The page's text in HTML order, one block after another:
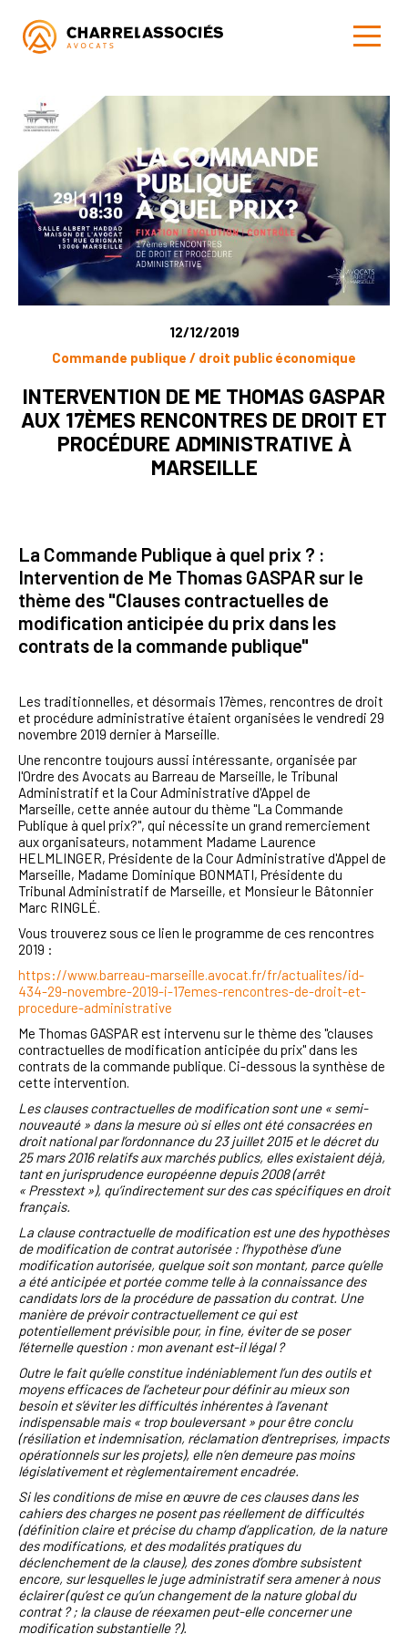
12/12/2019
Commande publique / droit public économique
INTERVENTION DE ME THOMAS GASPAR
AUX 17ÈMES RENCONTRES DE DROIT ET
PROCÉDURE ADMINISTRATIVE À
MARSEILLE
La Commande Publique à quel prix ? :
Intervention de Me Thomas GASPAR sur le
thème des "Clauses contractuelles de
modification anticipée du prix dans les
contrats de la commande publique"
Les traditionnelles, et désormais 17èmes, rencontres de droit
et procédure administrative étaient organisées le vendredi 29
novembre 2019 dernier à Marseille.
Une rencontre toujours aussi intéressante, organisée par
l'Ordre des Avocats au Barreau de Marseille, le Tribunal
Administratif et la Cour Administrative d'Appel de
Marseille, cette année autour du thème "La Commande
Publique à quel prix?", qui nécessite un grand remerciement
aux organisateurs, notamment Madame Laurence
HELMLINGER, Présidente de la Cour Administrative d'Appel de
Marseille, Madame Dominique BONMATI, Présidente du
Tribunal Administratif de Marseille, et Monsieur le Bâtonnier
Marc RINGLÉ.
Vous trouverez sous ce lien le programme de ces rencontres
2019 :
https://www.barreau-marseille.avocat.fr/fr/actualites/id-
434-29-novembre-2019-i-17emes-rencontres-de-droit-et-
procedure-administrative
Me Thomas GASPAR est intervenu sur le thème des "clauses
contractuelles de modification anticipée du prix" dans les
contrats de la commande publique. Ci-dessous la synthèse de
cette intervention.
Les clauses contractuelles de modification sont une « semi-
nouveauté » dans la mesure où si elles ont été consacrées en
droit national par l’ordonnance du 23 juillet 2015 et le décret du
25 mars 2016 relatifs aux marchés publics, elles existaient déjà,
tant en jurisprudence européenne depuis 2008 (arrêt
« Presstext »), qu’indirectement sur des cas spécifiques en droit
français.
La clause contractuelle de modification est une des hypothèses
de modification de contrat autorisée : l’hypothèse d’une
modification autorisée, quelque soit son montant, parce qu’elle
a été anticipée et portée comme telle à la connaissance des
candidats lors de la procédure de passation du contrat. Une
manière de prévoir contractuellement ce qui est
potentiellement prévisible pour, in fine, éviter de se poser
l’éternelle question : mon avenant est-il légal ?
Outre le fait qu’elle constitue indéniablement l’un des outils et
moyens efficaces de l’acheteur pour définir au mieux son
besoin et s’éviter les difficultés inhérentes à l’avenant
indispensable mais « trop bouleversant » pour être conclu
(résiliation et indemnisation, réclamation d’entreprises, impacts
opérationnels sur les projets), elle n’en demeure pas moins
législativement et règlementairement encadrée.
Si les conditions de mise en œuvre de ces clauses dans les
cahiers des charges ne posent pas réellement de difficultés
(définition claire et précise du champ d’application, de la nature
des modifications, et des modalités pratiques du
déclenchement de la clause), des zones d’ombre subsistent
encore, sur lesquelles le juge administratif sera amener à nous
éclairer (qu’est ce qu’un changement de la nature global du
contrat ? ; la clause de réexamen peut-elle concerner une
modification substantielle ?).